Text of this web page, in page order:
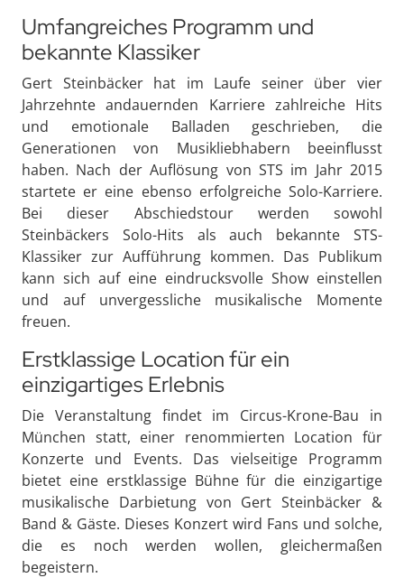
Umfangreiches Programm und
bekannte Klassiker
Gert Steinbäcker hat im Laufe seiner über vier
Jahrzehnte andauernden Karriere zahlreiche Hits
und emotionale Balladen geschrieben, die
Generationen von Musikliebhabern beeinflusst
haben. Nach der Auflösung von STS im Jahr 2015
startete er eine ebenso erfolgreiche Solo-Karriere.
Bei dieser Abschiedstour werden sowohl
Steinbäckers Solo-Hits als auch bekannte STS-
Klassiker zur Aufführung kommen. Das Publikum
kann sich auf eine eindrucksvolle Show einstellen
und auf unvergessliche musikalische Momente
freuen.
Erstklassige Location für ein
einzigartiges Erlebnis
Die Veranstaltung findet im Circus-Krone-Bau in
München statt, einer renommierten Location für
Konzerte und Events. Das vielseitige Programm
bietet eine erstklassige Bühne für die einzigartige
musikalische Darbietung von Gert Steinbäcker &
Band & Gäste. Dieses Konzert wird Fans und solche,
die es noch werden wollen, gleichermaßen
begeistern.